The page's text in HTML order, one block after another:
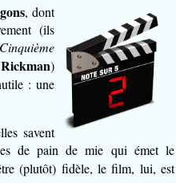
,dont
(ils
Cinquième
)
: une
savent
de pain de mie qui émet le
(plutôt) fidèle, le film, lui, est